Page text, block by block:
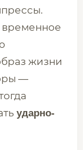
жизни
—
ударно-